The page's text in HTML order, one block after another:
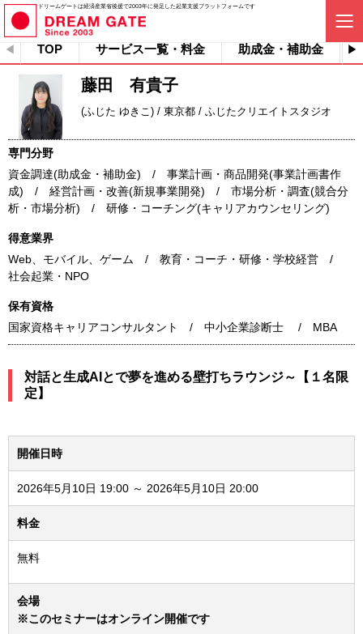
ドリームゲートは経済産業省後援で2003年に発足した起業支援プラットフォームです
TOP サービス一覧・料金 助成金・補助金
藤田 有貴子
(ふじた ゆきこ) / 東京都 / ふじたクリエイトスタジオ
専門分野
資金調達(助成金・補助金) / 事業計画・商品開発(事業計画書作
成) / 経営計画・改善(新規事業開発) / 市場分析・調査(競合分
析・市場分析) / 研修・コーチング(キャリアカウンセリング)
得意業界
Web、モバイル、ゲーム / 教育・コーチ・研修・学校経営 /
社会起業・NPO
保有資格
国家資格キャリアコンサルタント / 中小企業診断士 / MBA
対話と生成AIとで夢を進める壁打ちラウンジ～【１名限
定】
開催日時
2026年5月10日 19:00 ～ 2026年5月10日 20:00
料金
無料
会場
※このセミナーはオンライン開催です